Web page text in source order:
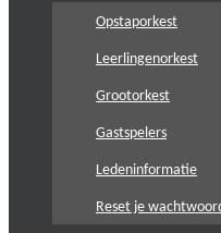
Opstaporkest
Leerlingenorkest
Grootorkest
Gastspelers
Ledeninformatie
Reset je